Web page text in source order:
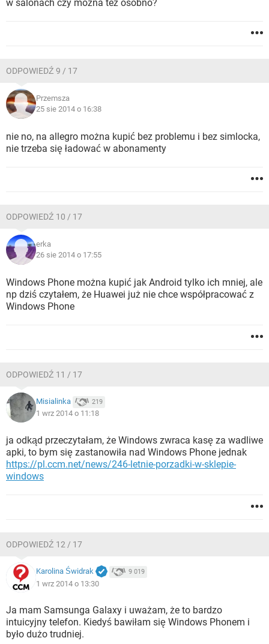
w salonach czy można też osobno?
ODPOWIEDŹ 9 / 17
Przemsza
25 sie 2014 o 16:38
nie no, na allegro można kupić bez problemu i bez simlocka,
nie trzeba się ładować w abonamenty
ODPOWIEDŹ 10 / 17
erka
26 sie 2014 o 17:55
Windows Phone można kupić jak Android tylko ich mniej, ale
np dziś czytałem, że Huawei już nie chce współpracować z
Windows Phone
ODPOWIEDŹ 11 / 17
Misialinka 219
1 wrz 2014 o 11:18
ja odkąd przeczytałam, że Windows zwraca kasę za wadliwe
apki, to bym się zastanowiła nad Windows Phone jednak
https://pl.ccm.net/news/246-letnie-porzadki-w-sklepie-
windows
ODPOWIEDŹ 12 / 17
Karolina Świdrak 9 019
1 wrz 2014 o 13:30
Ja mam Samsunga Galaxy i uważam, że to bardzo
intuicyjny telefon. Kiedyś bawiłam się Windows Phonem i
było dużo trudniej.